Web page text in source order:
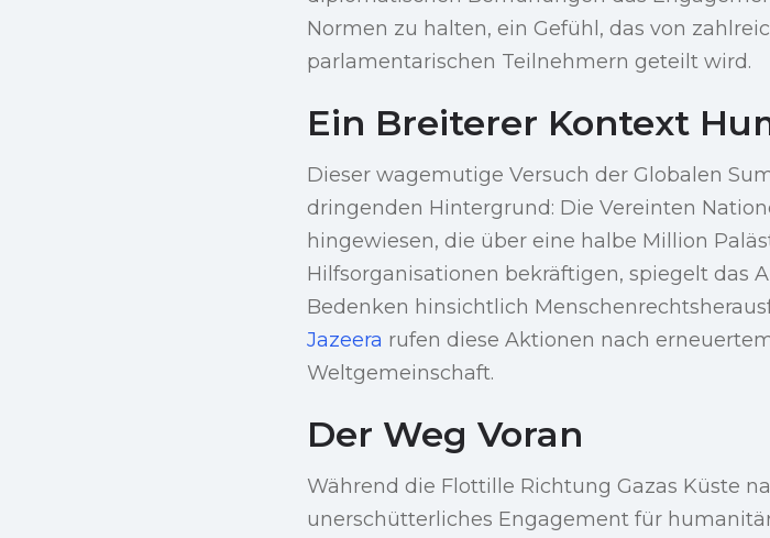
Normen zu halten, ein Gefühl, das von
parlamentarischen Teilnehmern geteilt wird.
Ein Breiterer Kontext
Dieser wagemutige Versuch der Globalen
dringenden Hintergrund: Die Vereinten
hingewiesen, die über eine halbe Million
Hilfsorganisationen bekräftigen, spiegelt das
Bedenken hinsichtlich
Jazeera rufen diese Aktionen nach
Weltgemeinschaft.
Der Weg Voran
Während die Flottille Richtung Gazas Küste
unerschütterliches Engagement für